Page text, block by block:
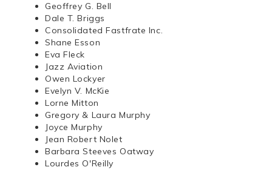
Geoffrey G. Bell
Dale T. Briggs
Consolidated Fastfrate Inc.
Shane Esson
Eva Fleck
Jazz Aviation
Owen Lockyer
Evelyn V. McKie
Lorne Mitton
Gregory & Laura Murphy
Joyce Murphy
Jean Robert Nolet
Barbara Steeves Oatway
Lourdes O'Reilly